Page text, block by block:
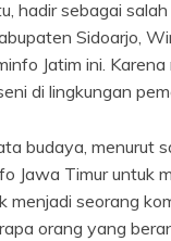
hadir sebagai
Sidoarjo,
Jatim ini.
di lingkungan
budaya, menurut
Jawa Timur untuk
menjadi seorang
orang yang